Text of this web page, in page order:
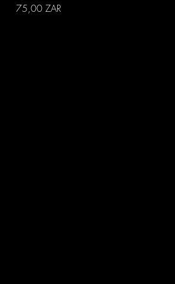
Prix
75,00 ZAR